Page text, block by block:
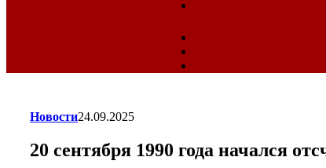
Новости24.09.2025
20 сентября 1990 года начался